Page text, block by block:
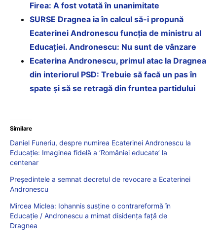
Firea: A fost votată în unanimitate
SURSE Dragnea ia în calcul să-i propună
Ecaterinei Andronescu funcția de ministru al
Educației. Andronescu: Nu sunt de vânzare
Ecaterina Andronescu, primul atac la Dragnea
din interiorul PSD: Trebuie să facă un pas în
spate și să se retragă din fruntea partidului
Similare
Daniel Funeriu, despre numirea Ecaterinei Andronescu la
Educație: Imaginea fidelă a ‘României educate’ la
centenar
Președintele a semnat decretul de revocare a Ecaterinei
Andronescu
Mircea Miclea: Iohannis susține o contrareformă în
Educație / Andronescu a mimat disidența față de
Dragnea